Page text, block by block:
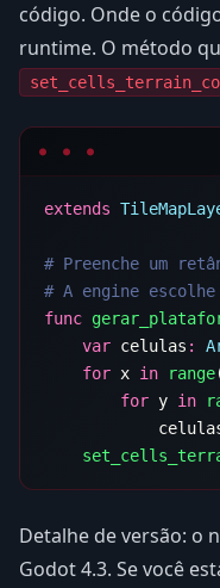
código. Onde o
runtime. O método
extends
func
    var
celulas :
    for
x in range
        for
y in
Detalhe de versão: o
Godot 4.3. Se você